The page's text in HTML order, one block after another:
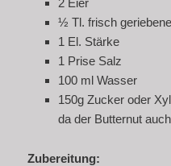
2 Eier
½ Tl. frisch
1 El. Stärke
1 Prise Salz
100 ml Wasser
150g Zucker oder
da der Butternut
Zubereitung: